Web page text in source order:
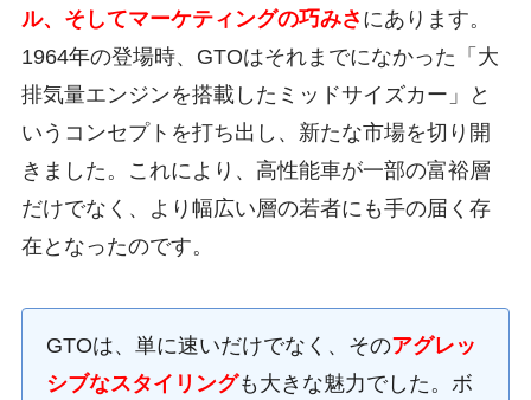
ル、そしてマーケティングの巧みさ にあります。
1964年の登場時、GTOはそれまでになかった「大
排気量エンジンを搭載したミッドサイズカー」と
いうコンセプトを打ち出し、新たな市場を切り開
きました。これにより、高性能車が一部の富裕層
だけでなく、より幅広い層の若者にも手の届く存
在となったのです。
GTOは、単に速いだけでなく、そのアグレッ
シブなスタイリングも大きな魅力でした。ボ